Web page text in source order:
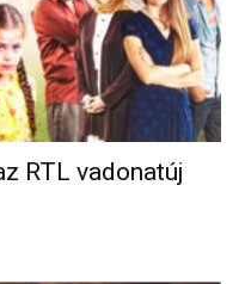
RTL vadonatúj